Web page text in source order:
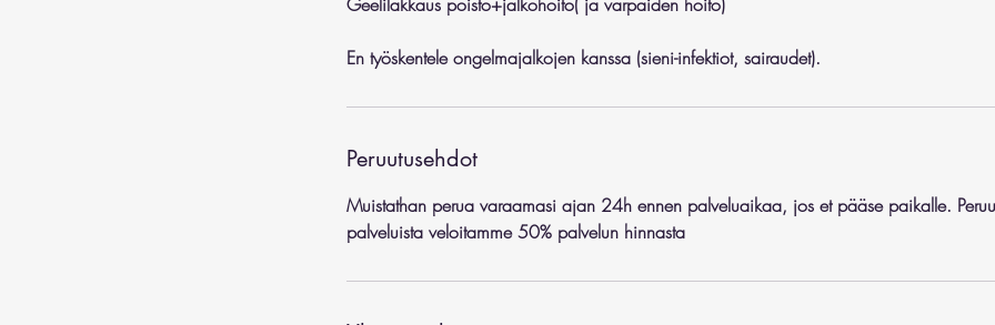
En työskentele ongelmajalkojen kanssa (sieni-infektiot, sairaudet).
Peruutusehdot
Muistathan perua varaamasi ajan 24h ennen palveluaikaa, jos et pääse paikalle.
palveluista veloitamme 50% palvelun hinnasta